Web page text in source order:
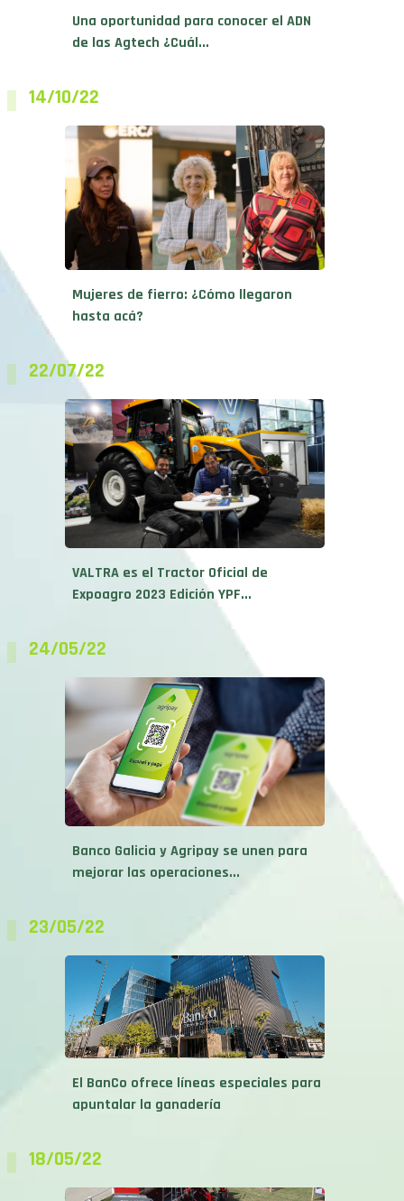
Una oportunidad para conocer el ADN
de las Agtech ¿Cuál...
14/10/22
Mujeres de fierro: ¿Cómo llegaron
hasta acá?
22/07/22
VALTRA es el Tractor Oficial de
Expoagro 2023 Edición YPF...
24/05/22
Banco Galicia y Agripay se unen para
mejorar las operaciones...
23/05/22
El BanCo ofrece líneas especiales para
apuntalar la ganadería
18/05/22